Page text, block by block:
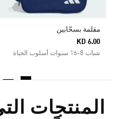
مقلمة بسحّابين
KD 6.00
شباب 8-16 سنوات أسلوب الحياة
المنتجات